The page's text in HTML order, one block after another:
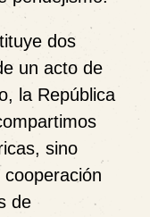
dos
un acto de
la República
sino
de